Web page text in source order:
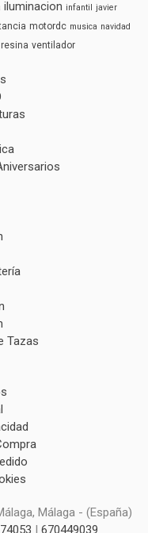
iluminacion infantil javier
motordc musica navidad
resina ventilador
Tazas
Málaga - (España)
| 670449039